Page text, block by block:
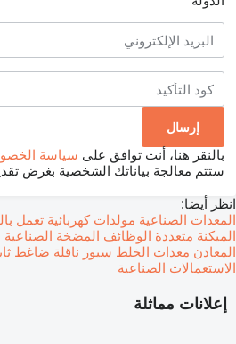
بالنقر هنا، أنت توافق على سياسة
ستتم معالجة بياناتك الشخصية بغرض
إعلانات مماثلة
انظر أيضا:
المعدات الصناعية مولدات كهربائية تعمل
الميكنة متعددة الوظائف المضخة الصناعية
المعادن معدات الخلط سيور ناقلة ضاغط
الاستعمالات الصناعية